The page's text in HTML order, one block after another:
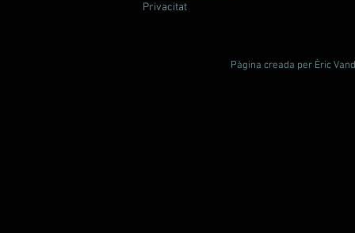
Privacitat
Pàgina creada per Èric